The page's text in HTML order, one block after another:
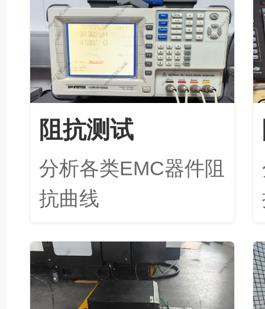
阻抗测试
分析各类EMC器件阻
抗曲线